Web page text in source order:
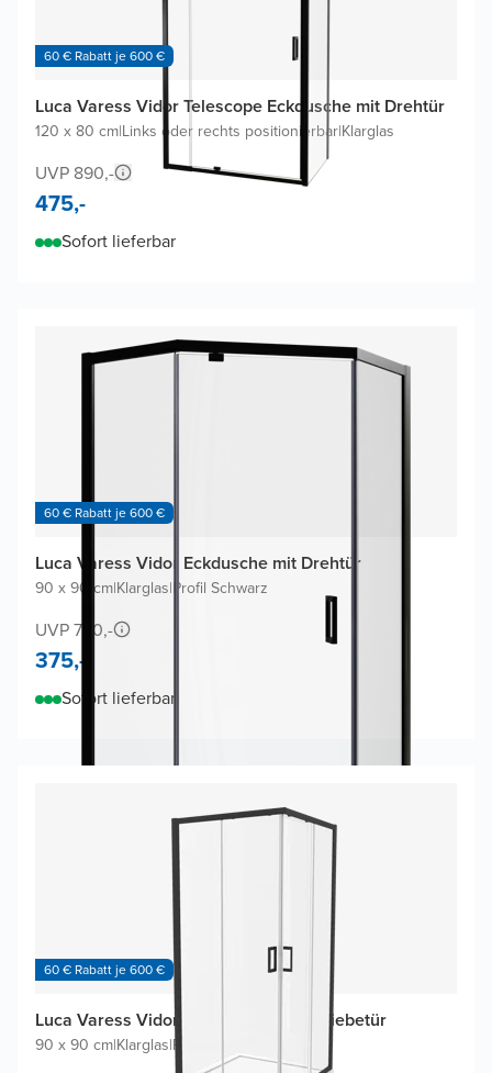
60 € Rabatt je 600 €
Luca Varess Vidor Telescope Eckdusche mit Drehtür
120 x 80 cm|Links oder rechts positionierbar|Klarglas
UVP 890,-
475,-
Sofort lieferbar
60 € Rabatt je 600 €
Luca Varess Vidor Eckdusche mit Drehtür
90 x 90 cm|Klarglas| Profil Schwarz
UVP 750,-
375,-
Sofort lieferbar
60 € Rabatt je 600 €
Luca Varess Vidor Eckdusche mit Schiebetür
90 x 90 cm|Klarglas|Profil Schwarz